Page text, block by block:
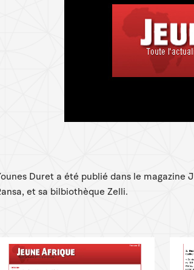
Duret a été publié dans le magazine
et sa bilbiothèque Zelli.